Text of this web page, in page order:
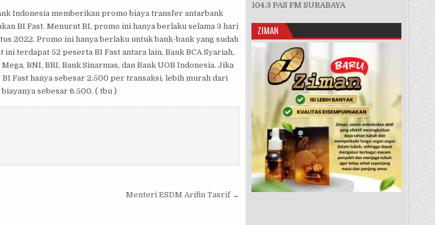
Indonesia memberikan promo biaya transfer antarbank
BI Fast. Menurut BI, promo ini hanya berlaku selama 3 hari
2022. Promo ini hanya berlaku untuk bank-bank yang sudah
ini terdapat 52 peserta BI Fast antara lain, Bank BCA Syariah,
BNI, BRI, Bank Sinarmas, dan Bank UOB Indonesia. Jika
Fast hanya sebesar 2.500 per transaksi, lebih murah dari
sebesar 6.500. ( tbu )
Menteri ESDM Arifin Tasrif →
104.3 PAS FM SURABAYA
ZIMAN